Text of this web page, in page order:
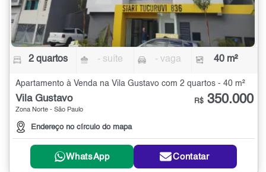
2 quartos - suíte - vaga 40 m²
Apartamento à Venda na Vila Gustavo com 2 quartos - 40 m²
Vila Gustavo
Zona Norte - São Paulo
Endereço no círculo do mapa
R$ 350.000
WhatsApp Contatar